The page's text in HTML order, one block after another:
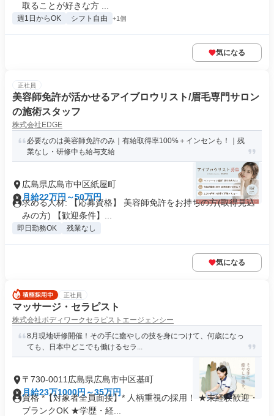
取ることが好きな方 ...
週1日からOK シフト自由 +1個
気になる
正社員
美容師免許が活かせるアイブロウリスト/眉毛専門サロン
の施術スタッフ
株式会社EDGE
必要なのは美容師免許のみ｜有給取得率100%＋インセンも！｜残
業なし・研修中も給与支給
広島県広島市中区紙屋町
月給22万円～50万円
求める人材: 【応募資格】 美容師免許をお持ちの方(取得見込
みの方) 【歓迎条件】...
即日勤務OK 残業なし
気になる
正社員
マッサージ・セラピスト
株式会社ボディワークセラピストエージェンシー
8月現地研修開催！その手に癒やしの技を身につけて、何歳になっ
ても、日本中どこでも働けるセラ...
〒730-0011広島県広島市中区基町
月給23万1000円～35万円
資格 *【対象者全員面接】* 人柄重視の採用！ ★未経験歓迎・
ブランクOK ★学歴・経...